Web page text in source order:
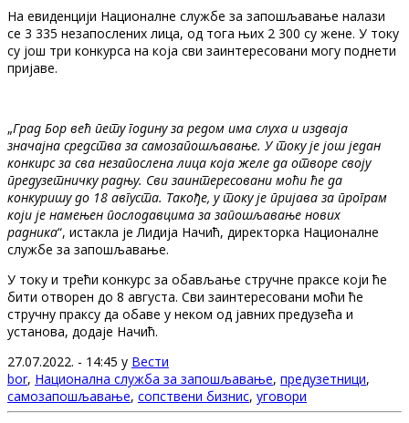
На евиденцији Националне службе за запошљавање налази
се 3 335 незапослених лица, од тога њих 2 300 су жене. У току
су још три конкурса на која сви заинтересовани могу поднети
пријаве.
„Град Бор већ пету годину за редом има слуха и издваја
значајна средства за самозапошљавање. У току је још један
конкирс за сва незапослена лица која желе да отворе своју
предузетничку радњу. Сви заинтересовани моћи ће да
конкуришу до 18 августа. Такође, у току је пријава за програм
који је намењен послодавцима за запошљавање нових
радника“, истакла је Лидија Начић, директорка Националне
службе за запошљавање.
У току и трећи конкурс за обављање стручне праксе који ће
бити отворен до 8 августа. Сви заинтересовани моћи ће
стручну праксу да обаве у неком од јавних предузећа и
установа, додаје Начић.
27.07.2022. - 14:45 у Вести
bor, Национална служба за запошљавање, предузетници,
самозапошљавање, сопствени бизнис, уговори